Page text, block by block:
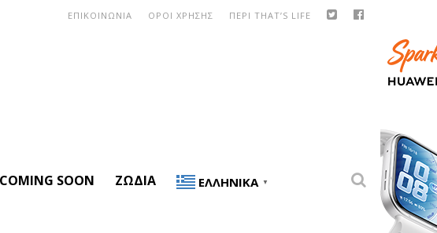
ΠΕΡΙ THAT’S LIFE
ΟΡΟΙ ΧΡΗΣΗΣ
ΕΠΙΚΟΙΝΩΝΙΑ
COMING SOON ΖΏΔΙΑ ΕΛΛΗΝΙΚΆ ▼